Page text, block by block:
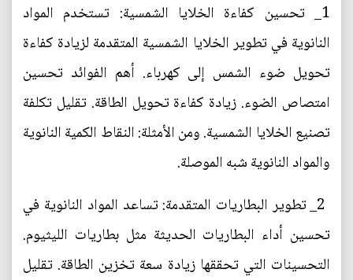
1_ تحسين كفاءة الخلايا الشمسية: تستخدم المواد
النانوية في تطوير الخلايا الشمسية المتقدمة لزيادة كفاءة
تحويل ضوء الشمس إلى كهرباء. أهم الفوائد تحسين
امتصاص الضوء. زيادة كفاءة تحويل الطاقة. تقليل تكلفة
تصنيع الخلايا الشمسية. ومن الأمثلة: النقاط الكمية النانوية
والمواد النانوية شبه الموصلة.
2_ تطوير البطاريات المتقدمة: تساعد المواد النانوية في
تحسين أداء البطاريات الحديثة مثل بطاريات الليثيوم.
التحسينات التي تحققها زيادة سعة تخزين الطاقة. تقليل